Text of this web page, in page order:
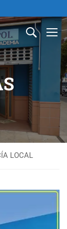
LOCAL